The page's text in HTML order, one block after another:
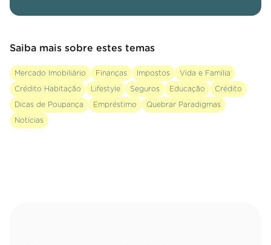
Saiba mais sobre estes temas
Mercado Imobiliário Finanças Impostos Vida e Família
Crédito Habitação Lifestyle Seguros Educação Crédito
Dicas de Poupança Empréstimo Quebrar Paradigmas
Notícias